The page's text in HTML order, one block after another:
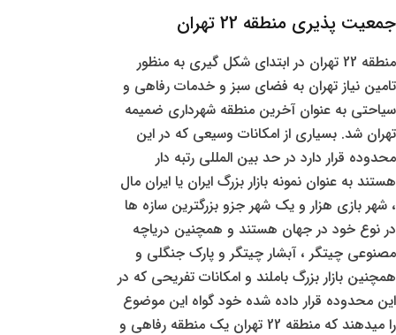
جمعیت پذیری منطقه 22 تهران
منطقه 22 تهران در ابتدای شکل گیری به منظور
تامین نیاز تهران به فضای سبز و خدمات رفاهی و
سیاحتی به عنوان آخرین منطقه شهرداری ضمیمه
تهران شد. بسیاری از امکانات وسیعی که در این
محدوده قرار دارد در حد بین المللی رتبه دار
هستند به عنوان نمونه بازار بزرگ ایران یا ایران مال
، شهر بازی هزار و یک شهر جزو بزرگترین سازه ها
در نوع خود در جهان هستند و همچنین دریاچه
مصنوعی چیتگر ، آبشار چیتگر و پارک جنگلی و
همچنین بازار بزرگ باملند و امکانات تفریحی که در
این محدوده قرار داده شده خود گواه این موضوع
را میدهند که منطقه 22 تهران یک منطقه رفاهی و